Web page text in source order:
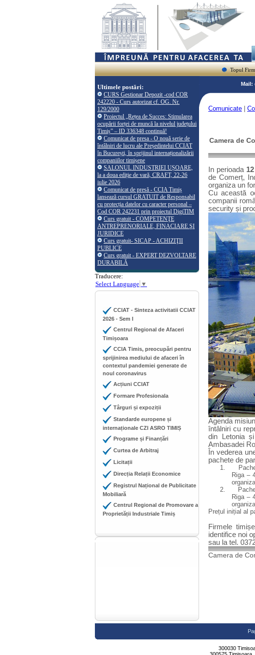
Topul
Ultimele postări:
CURS Gestionar Depozit -cod COR
242220 - Curs autorizat cf. OG. Nr.
129/2000
Proiectul „Rețea de Succes: Stimularea
ocupării forței de muncă la nivelul județului
Timiș” – ID 336348 continuă!
Comunicat de presa - O nouă serie de
întâlniri de lucru ale Președintelui CCIAT
în București, în sprijinul internaționalizării
companiilor timișene
SALONUL INDUSTRIEI UȘOARE,
la a doua ediție de vară, CRAFT, 22-26
iulie 2026
Comunicat de presă - CCIA Timiș
lansează cursul GRATUIT de Responsabil
cu protecția datelor cu caracter personal –
Cod COR 242231 prin proiectul DigiTIM
Curs gratuit - COMPETENŢE
ANTREPRENORIALE, FINACIARE ŞI
JURIDICE
Curs gratuit- SICAP - ACHIZIŢII
PUBLICE
Curs gratuit - EXPERT DEZVOLTARE
DURABILĂ
Traducere:
Select Language ▼
CCIAT - Sinteza activitatii CCIAT
2026 - Sem I
Centrul Regional de Afaceri
Timișoara
CCIA Timis, preocupări pentru
sprijinirea mediului de afaceri în
contextul pandemiei generate de
noul coronavirus
Acțiuni CCIAT
Formare Profesionala
Târguri și expoziții
Standarde europene și
internaționale CZI ASRO TIMIȘ
Programe și Finanțări
Curtea de Arbitraj
Licitații
Direcția Relații Economice
Registrul Național de Publicitate
Mobiliară
Centrul Regional de Promovare a
Proprietății Industriale Timiș
Mail:
Comunicate
Camera de
In perioada
de Comerț,
organiza un
Cu această
companii
security și
Agenda
întâlniri cu
din Letonia
Ambasadei
În vederea
pachete de
1.
Riga –
2.
Riga –
Prețul inițial al
Firmele
identifice noi
sau la tel.
Camera de
300030